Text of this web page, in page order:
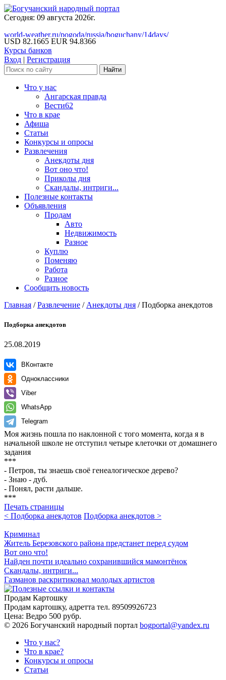
Сегодня: 09 августа 2026г.
world-weather.ru/pogoda/russia/boguchany/14days/
USD 82.1665 EUR 94.8366
Курсы банков
Вход | Регистрация
Что у нас
Ангарская правда
Вести62
Что в крае
Афиша
Статьи
Конкурсы и опросы
Развлечения
Анекдоты дня
Вот оно что!
Приколы дня
Скандалы, интриги...
Полезные контакты
Объявления
Продам
Авто
Недвижимость
Разное
Куплю
Поменяю
Работа
Разное
Сообщить новость
Главная /Развлечение / Анекдоты дня /Подборка анекдотов
Подборка анекдотов
25.08.2019
ВКонтакте
Одноклассники
Viber
WhatsApp
Telegram
Моя жизнь пошла по наклонной с того момента, когда я в
начальной школе не отступил четыре клеточки от домашнего
задания
***
- Петров, ты знаешь своё генеалогическое дерево?
- Знаю - дуб.
- Понял, расти дальше.
***
Печать страницы
< Подборка анекдотов Подборка анекдотов >
Криминал
Житель Березовского района предстанет перед судом
Вот оно что!
Найден почти идеально сохранившийся мамонтёнок
Скандалы, интриги...
Газманов раскритиковал молодых артистов
Продам Картошку
Продам картошку, адретта тел. 89509926723
Цена: Ведро 500 рубр.
© 2026 Богучанский народный портал bogportal@yandex.ru
Что у нас?
Что в крае?
Конкурсы и опросы
Статьи